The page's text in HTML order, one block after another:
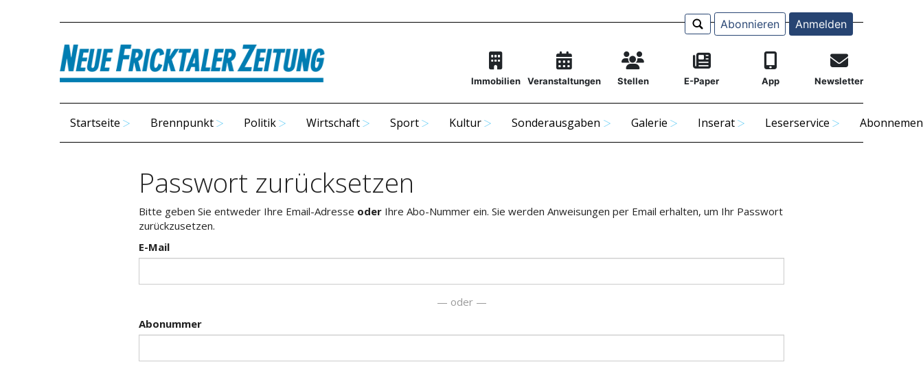
Abonnieren Anmelden
Immobilien Veranstaltungen Stellen E-Paper App Newsletter
Startseite Brennpunkt Politik Wirtschaft Sport Kultur Sonderausgaben Galerie Inserat Leserservice